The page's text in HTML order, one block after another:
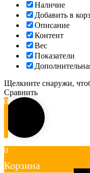
Наличие
Добавить в
Описание
Контент
Вес
Показатели
Щелкните снаружи,
Сравнить
0
0
Корзина